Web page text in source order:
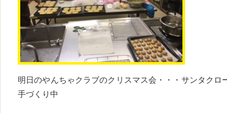
明日のやんちゃクラブのクリスマス会・・・サンタク
手づくり中